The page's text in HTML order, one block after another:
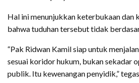
Hal ini menunjukkan keterbukaan dan
bahwa tuduhan tersebut tidak
“Pak Ridwan Kamil siap untuk
sesuai koridor hukum, bukan sekadar
publik. Itu kewenangan penyidik,”